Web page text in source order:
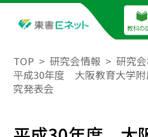
教科の
TOP 研究会情報
研究
平成30年度 大阪教育大学
究発表会